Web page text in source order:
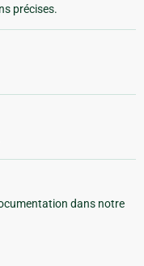
précises.
dans notre